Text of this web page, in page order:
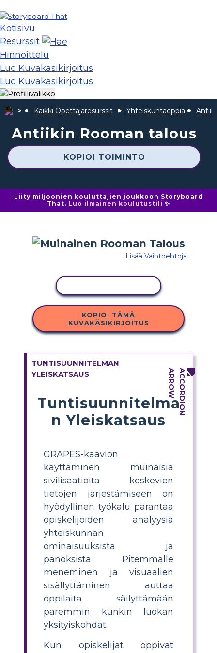
Kotisivu
Resurssit
Hinnoittelu
Luo Kuvakäsikirjoitus
Luo Kuvakäsikirjoitus
Kaikki Opettajaresurssit Yhteiskuntaoppia
Antiikin Rooman talous
KOPIOI TOIMINTO
Liity miljoonien kouluttajien joukkoon Storyboard
That. Luo ilmainen koulutustili ✨
Lisää Vaihtoehtoja
KOPIOI TÄMÄ
KUVAKÄSIKIRJOITUS
TUNTISUUNNITELMAN
YLEISKATSAUS
Tuntisuunnitelma
n Yleiskatsaus
GRAPES-kaavion
käyttäminen muinaisia
sivilisaatioita koskevien
tietojen järjestämiseen on
hyödyllinen työkalu parantaa
opiskelijoiden analyysiä
yhteiskunnan
ominaisuuksista ja
panoksista. Pitemmälle
meneminen ja visuaalien
sisällyttäminen auttaa
oppilaita säilyttämään
paremmin kunkin luokan
yksityiskohdat.
Kun opiskelijat oppivat